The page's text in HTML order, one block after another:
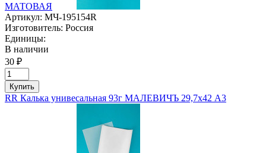
МАТОВАЯ
Артикул: МЧ-195154R
Изготовитель: Россия
Единицы:
В наличии
30 ₽
Купить
RR Калька унивесальная 93г МАЛЕВИЧЪ 29,7х42 А3